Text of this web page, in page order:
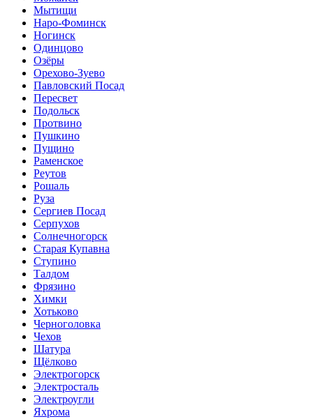
Мытищи
Наро-Фоминск
Ногинск
Одинцово
Озёры
Орехово-Зуево
Павловский Посад
Пересвет
Подольск
Протвино
Пушкино
Пущино
Раменское
Реутов
Рошаль
Руза
Сергиев Посад
Серпухов
Солнечногорск
Старая Купавна
Ступино
Талдом
Фрязино
Химки
Хотьково
Черноголовка
Чехов
Шатура
Щёлково
Электрогорск
Электросталь
Электроугли
Яхрома